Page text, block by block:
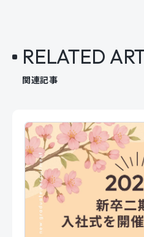
RELATED
関連記事